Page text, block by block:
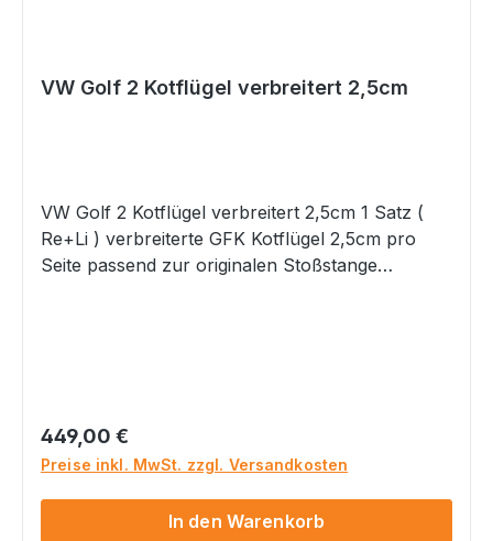
VW Golf 2 Kotflügel verbreitert 2,5cm
VW Golf 2 Kotflügel verbreitert 2,5cm 1 Satz (
Re+Li ) verbreiterte GFK Kotflügel 2,5cm pro
Seite passend zur originalen Stoßstange
StVZO erforderlich ist. Sprechen Sie dies bitte im
Vorfeld mit Ihrer Prüfstation ab!
Gefahrenhinweise: Nicht geeignet für Kinder
unter 14 Jahren. Dieses Produkt hat
funktionsbedingt scharfe Kanten.
Regulärer Preis:
449,00 €
Preise inkl. MwSt. zzgl. Versandkosten
In den Warenkorb